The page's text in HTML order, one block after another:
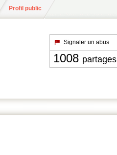
Profil public
Signaler un abus
1008 partages